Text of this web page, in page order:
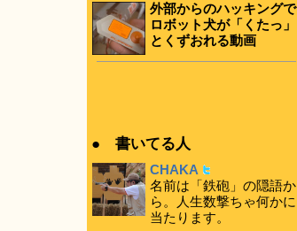
外部からのハッキングで
ロボット犬が「くたっ」
とくずおれる動画
● 書いてる人
CHAKA
名前は「鉄砲」の隠語か
ら。人生数撃ちゃ何かに
当たります。